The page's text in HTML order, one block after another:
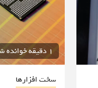
1 دقیقه خوانده شده
سخت افزارها